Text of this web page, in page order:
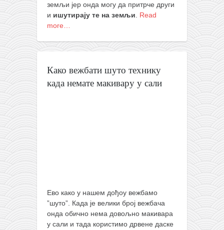
земљи јер онда могу да притрче други
и ишутирају те на земљи. Read
more…
Како вежбати шуто технику
када немате макивару у сали
Ево како у нашем дођоу вежбамо
”шуто”. Када је велики број вежбача
онда обично нема довољно макивара
у сали и тада користимо дрвене даске